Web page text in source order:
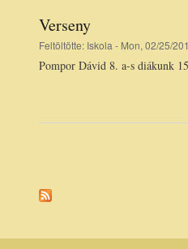
Verseny
Feltöltötte: Iskola- Mon, 02/25/
Pompor Dávid 8. a-s diákunk